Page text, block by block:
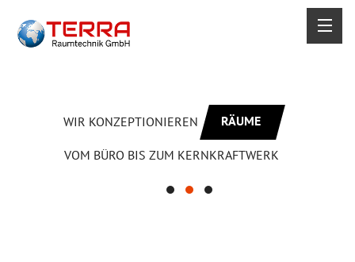
WIR KONZEPTIONIEREN RÄUME
VOM BÜRO BIS ZUM KERNKRAFTWERK